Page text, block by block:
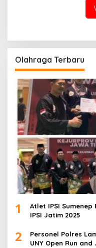
Olahraga Terbaru
1
Atlet IPSI
IPSI Jatim 2025
2
Personel Polres
UNY Open Run